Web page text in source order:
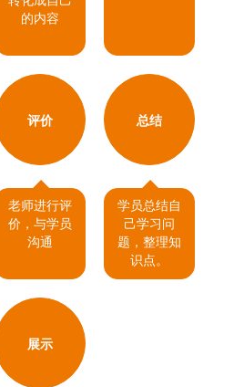
的内容
评价
老师进行评
价，与学员
沟通
总结
学员总结自
己学习问
题，整理知
识点。
展示